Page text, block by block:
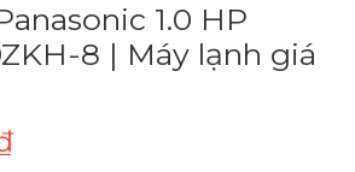
1.0 HP
8 | Máy lạnh giá